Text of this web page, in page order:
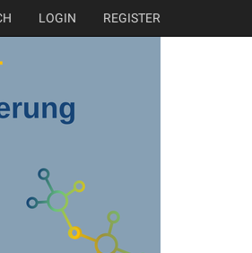
LOGIN REGISTER